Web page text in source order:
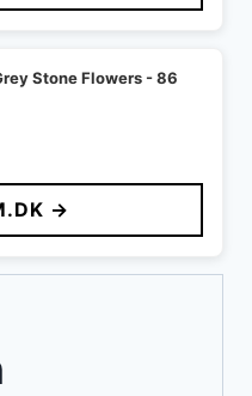
Stone Flowers - 86
→